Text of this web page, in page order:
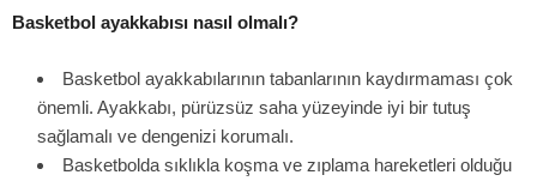
Basketbol ayakkabısı nasıl olmalı?
Basketbol ayakkabılarının tabanlarının kaydırmaması çok
önemli. Ayakkabı, pürüzsüz saha yüzeyinde iyi bir tutuş
sağlamalı ve dengenizi korumalı.
Basketbolda sıklıkla koşma ve zıplama hareketleri olduğu